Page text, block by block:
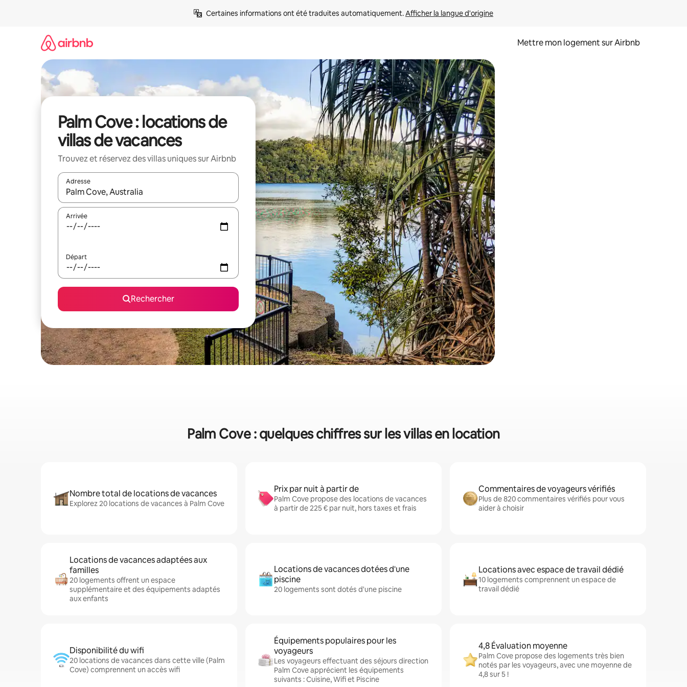
Certaines informations ont été traduites automatiquement. Afficher la langue d'origine
Mettre mon logement sur Airbnb
Palm Cove : locations de
villas de vacances
Trouvez et réservez des villas uniques sur Airbnb
Adresse
Lorsque les résultats s'affichent, utilisez les flèches vers le haut et vers le bas pour les parcourir ou en appuyant et en faisant glisser.
Arrivée
Départ
Rechercher
Palm Cove : quelques chiffres sur les villas en location
Nombre total de locations de vacances
Explorez 20 locations de vacances à Palm Cove
Prix par nuit à partir de
Palm Cove propose des locations de vacances
à partir de 225 € par nuit, hors taxes et frais
Commentaires de voyageurs vérifiés
Plus de 820 commentaires vérifiés pour vous
aider à choisir
Locations de vacances adaptées aux
familles
20 logements offrent un espace
supplémentaire et des équipements adaptés
aux enfants
Locations de vacances dotées d'une
piscine
20 logements sont dotés d'une piscine
Locations avec espace de travail dédié
10 logements comprennent un espace de
travail dédié
Disponibilité du wifi
20 locations de vacances dans cette ville (Palm
Cove) comprennent un accès wifi
Équipements populaires pour les
voyageurs
Les voyageurs effectuant des séjours direction
Palm Cove apprécient les équipements
suivants : Cuisine, Wifi et Piscine
4,8 Évaluation moyenne
Palm Cove propose des logements très bien
notés par les voyageurs, avec une moyenne de
4,8 sur 5 !